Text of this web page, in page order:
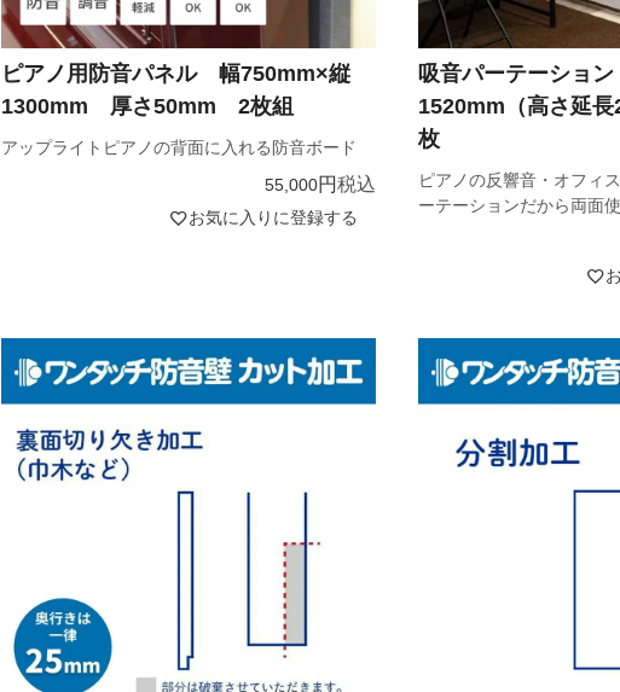
アップライトピアノの背面に入れる防音ボード
ピアノ用防音パネル 幅750mm×縦
1300mm 厚さ50mm 2枚組
55,000 税込
お気に入りに登録する
ピアノの反響音・オフィ
ーテーションだから両面
吸音パーテーショ
1520mm（高さ延
枚